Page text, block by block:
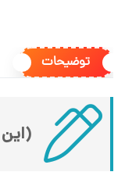
توضیحات